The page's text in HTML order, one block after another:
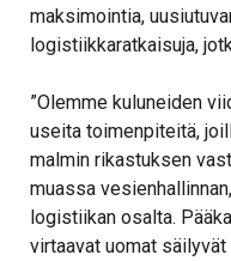
maksimointia,
logistiikkaratkaisuja,
”Olemme kuluneiden
useita toimenpiteitä,
malmin rikastuksen
muassa
logistiikan osalta.
virtaavat uomat